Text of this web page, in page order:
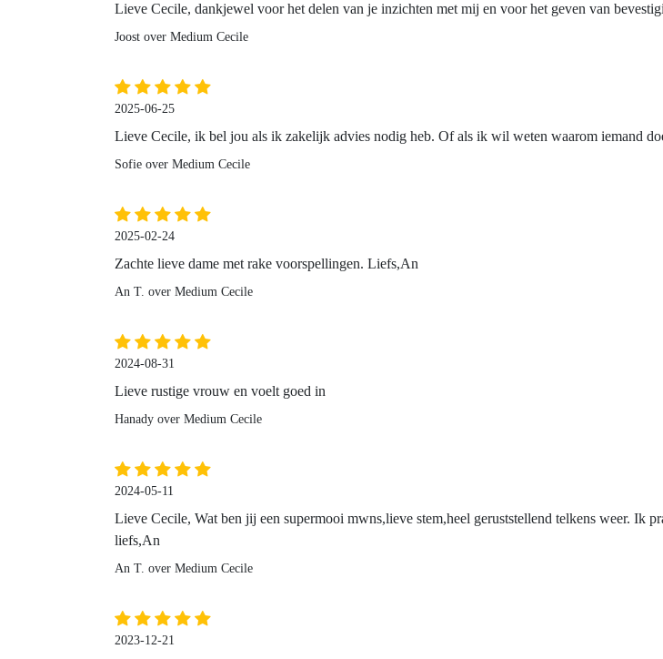
Lieve Cecile, dankjewel voor het delen van je inzichten met mij en voor het geven van
Joost over Medium Cecile
2025-06-25
Lieve Cecile, ik bel jou als ik zakelijk advies nodig heb. Of als ik wil weten waarom iemand
Sofie over Medium Cecile
2025-02-24
Zachte lieve dame met rake voorspellingen. Liefs,An
An T. over Medium Cecile
2024-08-31
Lieve rustige vrouw en voelt goed in
Hanady over Medium Cecile
2024-05-11
Lieve Cecile, Wat ben jij een supermooi mwns,lieve stem,heel geruststellend telkens weer. Ik
liefs,An
An T. over Medium Cecile
2023-12-21